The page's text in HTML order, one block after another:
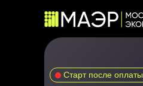
Старт после оплаты